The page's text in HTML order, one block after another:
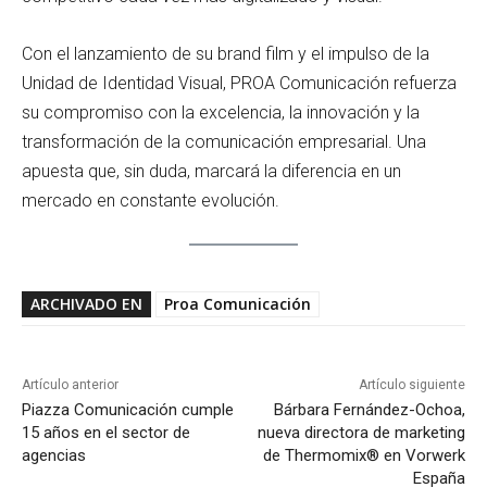
Con el lanzamiento de su brand film y el impulso de la
Unidad de Identidad Visual, PROA Comunicación refuerza
su compromiso con la excelencia, la innovación y la
transformación de la comunicación empresarial. Una
apuesta que, sin duda, marcará la diferencia en un
mercado en constante evolución.
ARCHIVADO EN Proa Comunicación
Artículo anterior
Piazza Comunicación cumple
15 años en el sector de
agencias
Artículo siguiente
Bárbara Fernández-Ochoa,
nueva directora de marketing
de Thermomix® en Vorwerk
España